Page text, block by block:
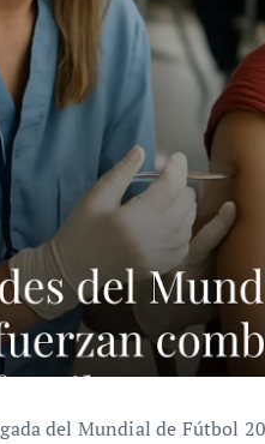
del Mundial de Fútbol